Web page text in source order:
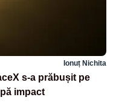
Ionuț Nichita
s-a prăbușit pe
impact